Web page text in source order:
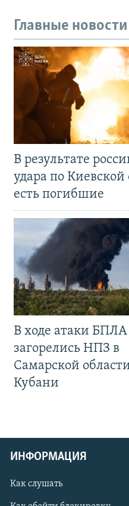
Главные новости
В результате
удара по Киевской
есть погибшие
В ходе атаки БПЛА
загорелись НПЗ в
Самарской
Кубани
ИНФОРМАЦИЯ
Как слушать